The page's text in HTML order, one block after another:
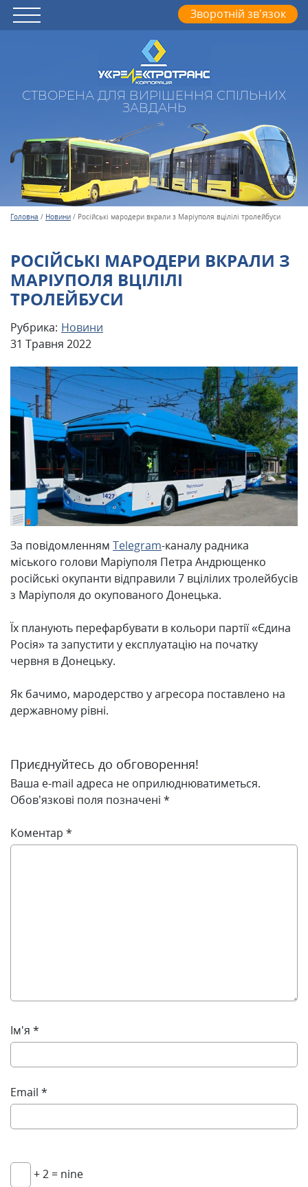
СТВОРЕНА ДЛЯ ВИРІШЕННЯ СПІЛЬНИХ
ЗАВДАНЬ
Зворотній зв’язок
Головна / Новини / Російські мародери вкрали з Маріуполя вцілілі тролейбуси
РОСІЙСЬКІ МАРОДЕРИ ВКРАЛИ З
МАРІУПОЛЯ ВЦІЛІЛІ
ТРОЛЕЙБУСИ
Рубрика: Новини
31 Травня 2022
За повідомленням Telegram-каналу радника
міського голови Маріуполя Петра Андрющенко
російські окупанти відправили 7 вцілілих тролейбусів
з Маріуполя до окупованого Донецька.
Їх планують перефарбувати в кольори партії «Єдина
Росія» та запустити у експлуатацію на початку
червня в Донецьку.
Як бачимо, мародерство у агресора поставлено на
державному рівні.
Приєднуйтесь до обговорення!
Ваша e-mail адреса не оприлюднюватиметься.
Обов’язкові поля позначені *
Коментар *
Ім'я *
Email *
+ 2 = nine